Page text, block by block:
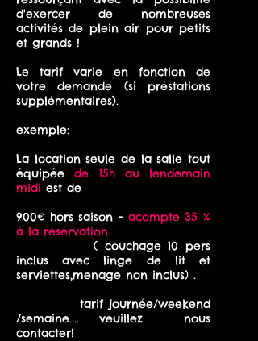
d'exercer de nombreuses
activités de plein air pour petits
et grands !
Le tarif varie en fonction de
votre demande (si préstations
supplémentaires).
exemple:
La location seule de la salle tout
équipée de 15h au lendemain
midi est de
900€ hors saison - acompte 35 %
à la reservation
( couchage 10 pers
inclus avec linge de lit et
serviettes,menage non inclus) .
tarif journée/weekend
/semaine.... veuillez nous
contacter!